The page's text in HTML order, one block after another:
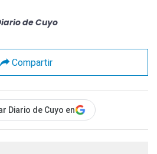
de Cuyo
Compartir
Diario de Cuyo en